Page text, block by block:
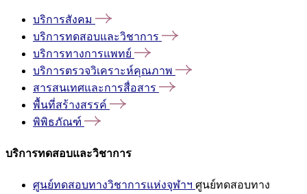
บริการสังคม
บริการทดสอบและวิชาการ
บริการทางการแพทย์
บริการตรวจวิเคราะห์คุณภาพ
สารสนเทศและการสื่อสาร
พื้นที่สร้างสรรค์
พิพิธภัณฑ์
บริการทดสอบและวิชาการ
ศูนย์ทดสอบทางวิชาการแห่งจุฬาฯ ศูนย์ทดสอบทาง